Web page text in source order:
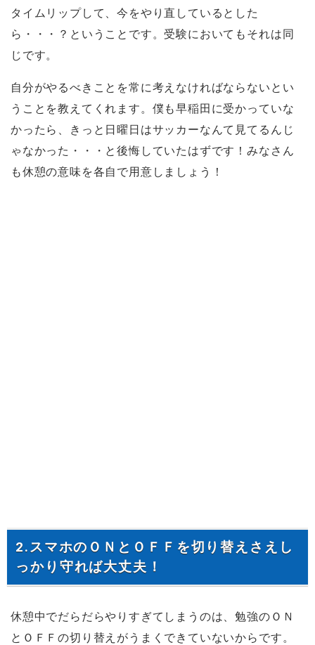
タイムリップして、今をやり直しているとした
ら・・・？ということです。受験においてもそれは同
じです。
自分がやるべきことを常に考えなければならないとい
うことを教えてくれます。僕も早稲田に受かっていな
かったら、きっと日曜日はサッカーなんて見てるんじ
ゃなかった・・・と後悔していたはずです！みなさん
も休憩の意味を各自で用意しましょう！
2.スマホのＯＮとＯＦＦを切り替えさえし
っかり守れば大丈夫！
休憩中でだらだらやりすぎてしまうのは、勉強のＯＮ
とＯＦＦの切り替えがうまくできていないからです。